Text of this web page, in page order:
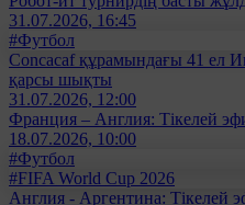
31.07.2026, 16:45
#Футбол
Concacaf құрамындағы 41 ел
қарсы шықты
31.07.2026, 12:00
Франция – Англия: Тікелей
18.07.2026, 10:00
#Футбол
#FIFA World Cup 2026
Англия - Аргентина: Тікелей